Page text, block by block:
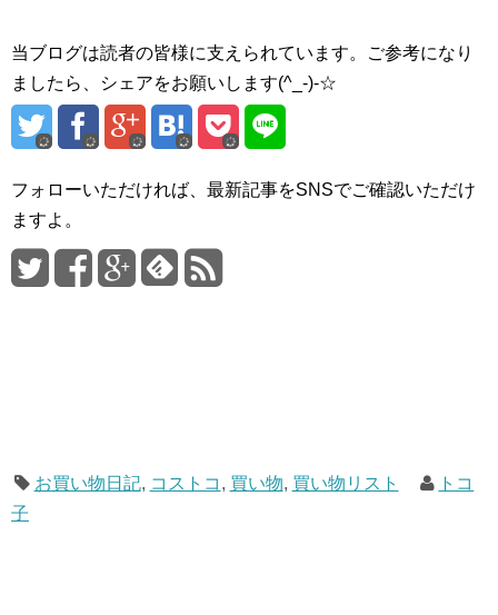
当ブログは読者の皆様に支えられています。ご参考になり
ましたら、シェアをお願いします(^_-)-☆
フォローいただければ、最新記事をSNSでご確認いただけ
ますよ。
お買い物日記, コストコ , 買い物, 買い物リスト
トコ
子